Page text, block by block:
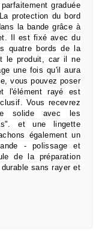
graduée
La protection du bord
la bande grâce à
Il est fixé avec du
quatre bords de la
le produit, car il ne
une fois qu'il aura
vous pouvez poser
l'élément rayé est
Vous recevrez
solide avec les
et une lingette
également un
- polissage et
de la préparation
sans rayer et